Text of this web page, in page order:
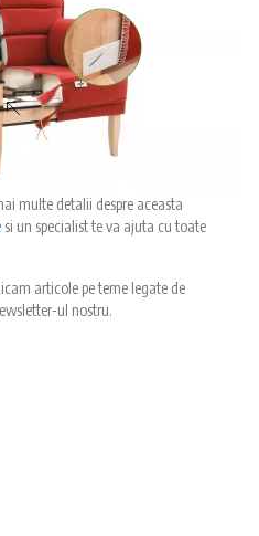
multe detalii despre aceasta
si un specialist te va ajuta cu toate
articole pe teme legate de
ul nostru.